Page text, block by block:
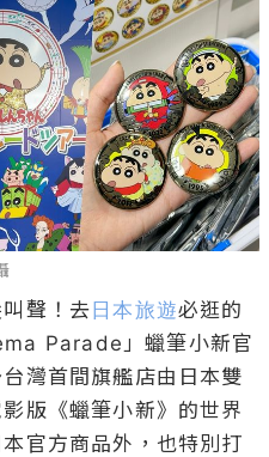
聲！去日本旅遊必逛的
Parade」蠟筆小新官
灣首間旗艦店由日本雙
版《蠟筆小新》的世界
官方商品外，也特別打